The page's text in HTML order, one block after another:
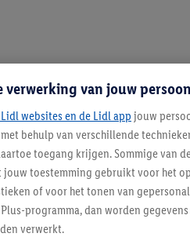
verwerking van jouw
websites en de Lidl app jouw
behulp van verschillende
toegang krijgen. Sommige van
jouw toestemming gebruikt voor het
of voor het tonen van
programma, dan worden
verwerkt.